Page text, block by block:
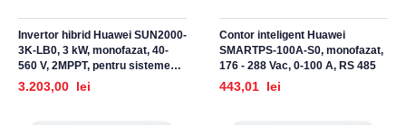
Invertor hibrid Huawei SUN2000-
3K-LB0, 3 kW, monofazat, 40-
560 V, 2MPPT, pentru sisteme
fotovoltaice
3.203,00 lei
Contor inteligent Huawei
SMARTPS-100A-S0, monofazat,
176 - 288 Vac, 0-100 A, RS 485
443,01 lei